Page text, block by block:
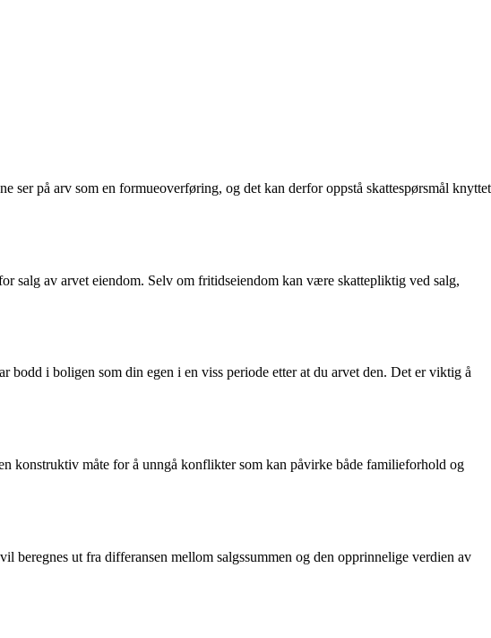
ser på arv som en formueoverføring, og det kan derfor oppstå skattespørsmål knyttet
salg av arvet eiendom. Selv om fritidseiendom kan være skattepliktig ved salg,
bodd i boligen som din egen i en viss periode etter at du arvet den. Det er viktig å
konstruktiv måte for å unngå konflikter som kan påvirke både familieforhold og
beregnes ut fra differansen mellom salgssummen og den opprinnelige verdien av